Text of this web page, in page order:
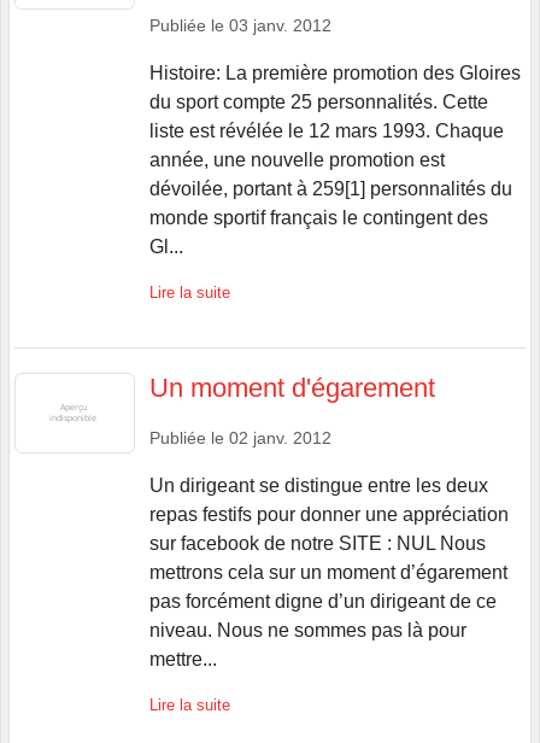
Publiée le 03 janv. 2012
Histoire: La première promotion des Gloires
du sport compte 25 personnalités. Cette
liste est révélée le 12 mars 1993. Chaque
année, une nouvelle promotion est
dévoilée, portant à 259[1] personnalités du
monde sportif français le contingent des
Gl...
Lire la suite
Un moment d'égarement
Publiée le 02 janv. 2012
Un dirigeant se distingue entre les deux
repas festifs pour donner une appréciation
sur facebook de notre SITE : NUL Nous
mettrons cela sur un moment d’égarement
pas forcément digne d’un dirigeant de ce
niveau. Nous ne sommes pas là pour
mettre...
Lire la suite